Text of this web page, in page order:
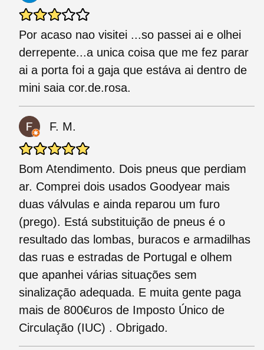
Por acaso nao visitei ...so passei ai e olhei
derrepente...a unica coisa que me fez parar
ai a porta foi a gaja que estáva ai dentro de
mini saia cor.de.rosa.
F. M.
Bom Atendimento. Dois pneus que perdiam
ar. Comprei dois usados Goodyear mais
duas válvulas e ainda reparou um furo
(prego). Está substituição de pneus é o
resultado das lombas, buracos e armadilhas
das ruas e estradas de Portugal e olhem
que apanhei várias situações sem
sinalização adequada. E muita gente paga
mais de 800€uros de Imposto Único de
Circulação (IUC) . Obrigado.